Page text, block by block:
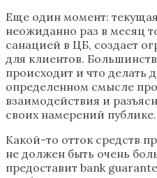
Еще один момент:
неожиданно раз в месяц
санацией в ЦБ, создает
для клиентов.
происходит и что делать
определенном смысле
взаимодействия и
своих намерений публике.
Какой-то отток средств
не должен быть очень
предоставит bank